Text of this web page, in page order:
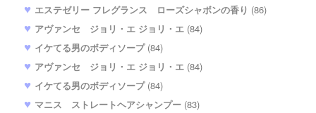
エステゼリー フレグランス ローズシャボンの香り (86)
アヴァンセ ジョリ・エ ジョリ・エ (84)
イケてる男のボディソープ(84)
アヴァンセ ジョリ・エ ジョリ・エ (84)
イケてる男のボディソープ(84)
マニス ストレートヘアシャンプー (83)